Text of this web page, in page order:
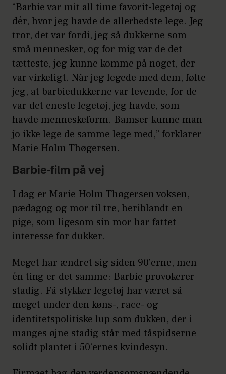
“Barbie var mit all time favorit-legetøj og
dér, hvor jeg havde de allerbedste lege. Jeg
tror, det var fordi, jeg så dukkerne som
små mennesker, og for mig var de det
tætteste, jeg kunne komme på noget, der
var virkeligt. Når jeg legede med dem, følte
jeg, at barbiedukkerne var levende, for de
var det eneste legetøj, jeg havde, som
havde menneskeform. Bamser kunne man
jo ikke lege de samme lege med,” forklarer
Marie Holm Thøgersen.
Barbie-film på vej
I dag er Marie Holm Thøgersen voksen,
pædagog og mor til tre, heriblandt en
pige, som ligesom sin mor har fattet
interesse for dukker.
Meget har ændret sig siden 90’erne, men
én ting er det samme: Barbie provokerer
stadig. Få stykker legetøj har været så
meget under den køns-, race- og
identitetspolitiske lup som dukken, der i
manges øjne stadig står med tåspidserne
solidt plantet i 50’ernes kvindesyn.